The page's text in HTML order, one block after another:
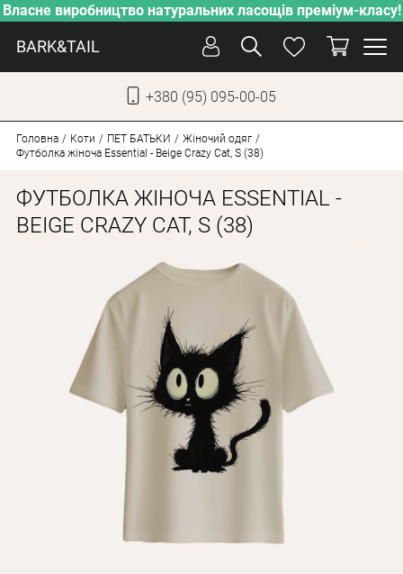
Власне виробництво натуральних ласощів преміум-класу!
BARK&TAIL
+380 (95) 095-00-05
СОБАКИ
КОТИ
ВЛАСНЕ ВИРОБНИЦТВО
НОВИНКИ
АКЦІЇ
БЛОГ
Оплата і доставка
Програма лояльності
Про Нас
Головна Коти ПЕT БАТЬКИ
Жіночий одяг
Футболка жіноча Essential - Beige Crazy Cat, S (38)
ФУТБОЛКА ЖІНОЧА ESSENTIAL -
BEIGE CRAZY CAT, S (38)